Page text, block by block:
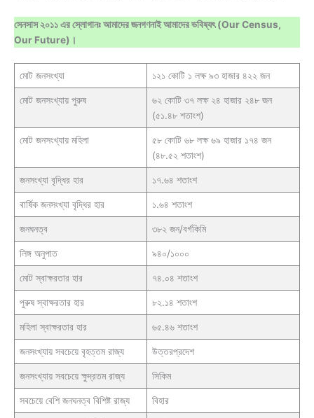
সেনসাস ২০১১ এর স্লোগানঃ আমাদের জনগণনাই আমাদের ভবিষ্যৎ (Our Census,
Our Future)।
মোট জনসংখ্যা ১২১ কোটি ১ লক্ষ ৯৩ হাজার ৪২২ জন
মোট জনসংখ্যায় পুরুষ
৬২ কোটি ৩৭ লক্ষ ২৪ হাজার ২৪৮ জন
(৫১.৪৮ শতাংশ)
মোট জনসংখ্যায় মহিলা
৫৮ কোটি ৬৮ লক্ষ ৬৯ হাজার ১৭৪ জন
(৪৮.৫২ শতাংশ)
জনসংখ্যা বৃদ্ধির হার ১৭.৬৪ শতাংশ
বার্ষিক জনসংখ্যা বৃদ্ধির হার ১.৬৪ শতাংশ
জনঘনত্ব ৩৮২ জন/বর্গকিমি
লিঙ্গ অনুপাত ৯৪০/১০০০
মোট স্বাক্ষরতার হার ৭৪.০৪ শতাংশ
পুরুষ স্বাক্ষরতার হার ৮২.১৪ শতাংশ
মহিলা স্বাক্ষরতার হার ৬৫.৪৬ শতাংশ
জনসংখ্যায় সবচেয়ে বৃহত্তম রাজ্য উত্তরপ্রদেশ
জনসংখ্যায় সবচেয়ে ক্ষুদ্রতম রাজ্য সিকিম
সবচেয়ে বেশি জনঘনত্ব বিশিষ্ট রাজ্য বিহার